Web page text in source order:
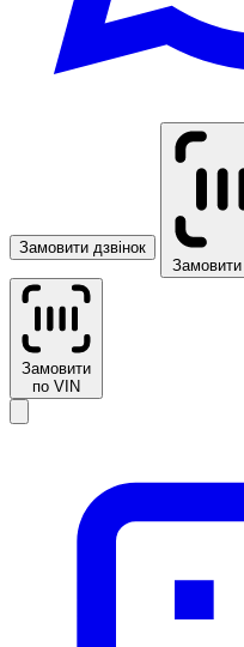
Замовити дзвінок
Замовити
по VIN